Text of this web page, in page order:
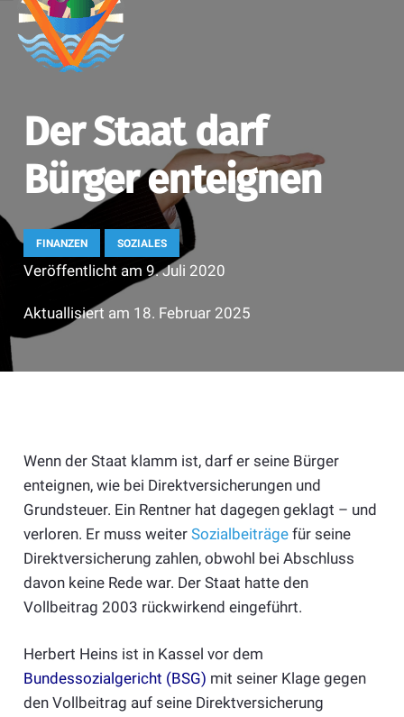
Der Staat darf
Bürger enteignen
FINANZEN SOZIALES
Veröffentlicht am 9. Juli 2020
Aktuallisiert am 18. Februar 2025
Wenn der Staat klamm ist, darf er seine Bürger
enteignen, wie bei Direktversicherungen und
Grundsteuer. Ein Rentner hat dagegen geklagt – und
verloren. Er muss weiter Sozialbeiträgefür seine
Direktversicherung zahlen, obwohl bei Abschluss
davon keine Rede war. Der Staat hatte den
Vollbeitrag 2003 rückwirkend eingeführt.
Herbert Heins ist in Kassel vor dem
Bundessozialgericht (BSG) mit seiner Klage gegen
den Vollbeitrag auf seine Direktversicherung